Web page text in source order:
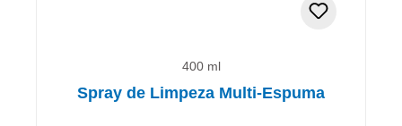
400 ml
Spray de Limpeza Multi-Espuma